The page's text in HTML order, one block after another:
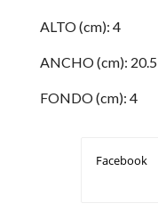
ALTO (cm): 4
ANCHO (cm): 20.5
FONDO (cm): 4
Facebook